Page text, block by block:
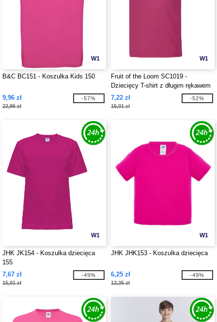
W1
B&C BC151 - Koszulka Kids 150
9,96 zł
22,96 zł
-57%
W1
Fruit of the Loom SC1019 -
Dziecięcy T-shirt z długim rękawem
7,22 zł
15,01 zł
-52%
W1
JHK JK154 - Koszulka dziecięca
155
7,67 zł
15,01 zł
-49%
W1
JHK JHK153 - Koszulka dziecięca
6,25 zł
12,35 zł
-49%